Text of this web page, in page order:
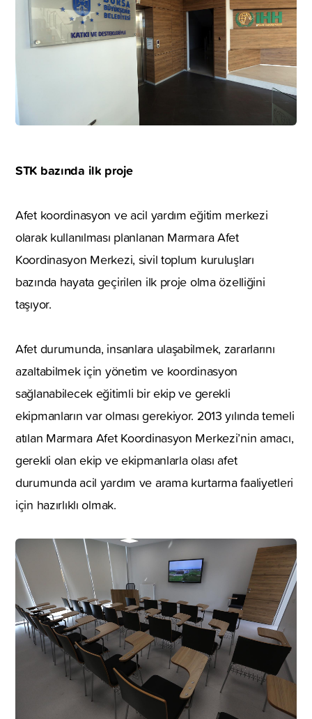
STK bazında ilk proje
Afet koordinasyon ve acil yardım eğitim merkezi
olarak kullanılması planlanan Marmara Afet
Koordinasyon Merkezi, sivil toplum kuruluşları
bazında hayata geçirilen ilk proje olma özelliğini
taşıyor.
Afet durumunda, insanlara ulaşabilmek, zararlarını
azaltabilmek için yönetim ve koordinasyon
sağlanabilecek eğitimli bir ekip ve gerekli
ekipmanların var olması gerekiyor. 2013 yılında temeli
atılan Marmara Afet Koordinasyon Merkezi’nin amacı,
gerekli olan ekip ve ekipmanlarla olası afet
durumunda acil yardım ve arama kurtarma faaliyetleri
için hazırlıklı olmak.